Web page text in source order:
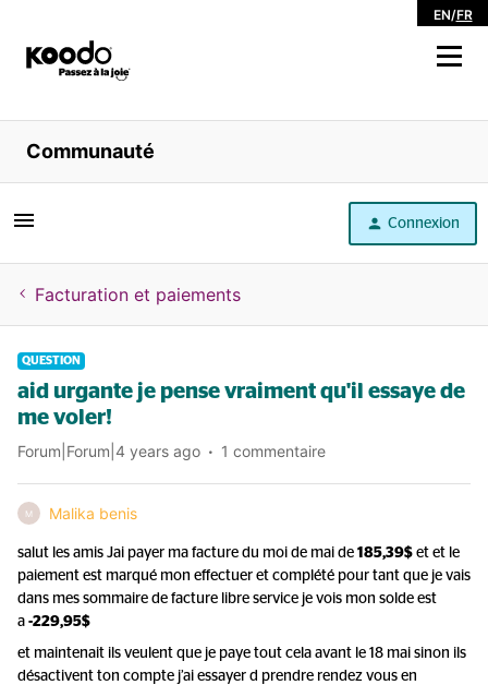
EN/FR
Magasiner
Libre service
Aide
Communauté
Connexion
Facturation et paiements
QUESTION
aid urgante je pense vraiment qu'il essaye de
me voler!
Forum|Forum|4 years ago 1 commentaire
M Malika benis
salut les amis Jai payer ma facture du moi de mai de 185,39$ et et le
paiement est marqué mon effectuer et complété pour tant que je vais
dans mes sommaire de facture libre service je vois mon solde est
a -229,95$
et maintenait ils veulent que je paye tout cela avant le 18 mai sinon ils
désactivent ton compte j’ai essayer d prendre rendez vous en